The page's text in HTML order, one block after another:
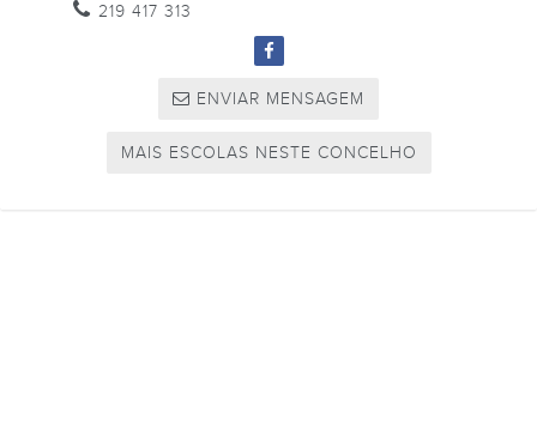
219 417 313
ENVIAR MENSAGEM
MAIS ESCOLAS NESTE CONCELHO